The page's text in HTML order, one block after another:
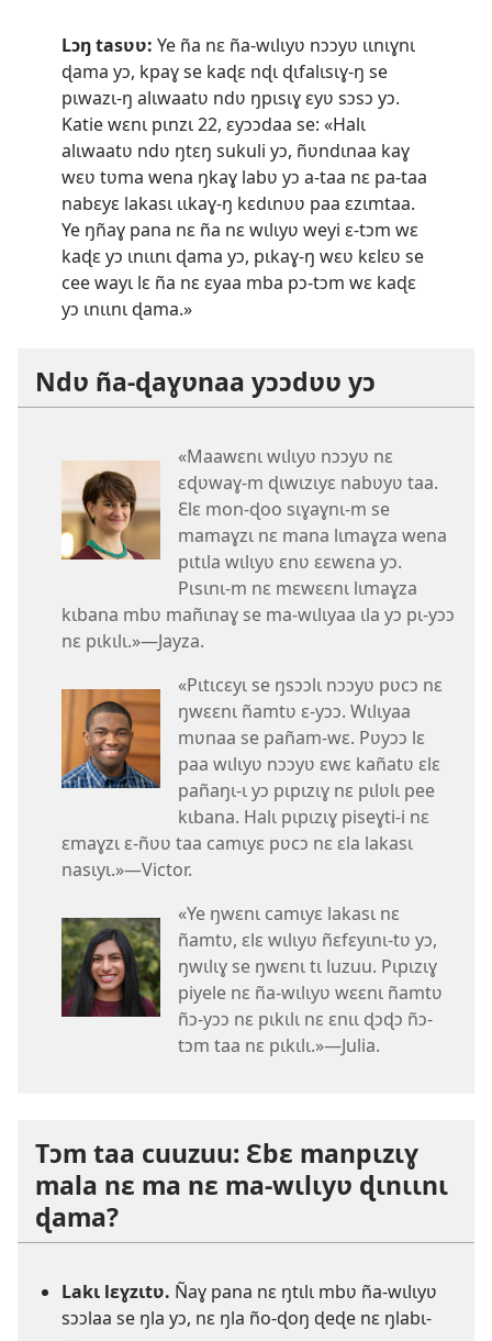
Lɔŋ tasʋʋ: Ye ña nɛ ña-wɩlɩyʋ nɔɔyʋ ɩɩnɩɣnɩ
ɖama yɔ, kpaɣ se kaɖɛ nɖɩ ɖɩfalɩsɩɣ-ŋ se
pɩwazɩ-ŋ alɩwaatʋ ndʋ ŋpɩsɩɣ ɛyʋ sɔsɔ yɔ.
Katie wɛnɩ pɩnzɩ 22, ɛyɔɔdaa se: «Halɩ
alɩwaatʋ ndʋ ŋtɛŋ sukuli yɔ, ñʋndɩnaa kaɣ
wɛʋ tʋma wena ŋkaɣ labʋ yɔ a-taa nɛ pa-taa
nabɛyɛ lakasɩ ɩɩkaɣ-ŋ kɛdɩnʋʋ paa ɛzɩmtaa.
Ye ŋñaɣ pana nɛ ña nɛ wɩlɩyʋ weyi ɛ-tɔm wɛ
kaɖɛ yɔ ɩnɩɩnɩ ɖama yɔ, pɩkaɣ-ŋ wɛʋ kɛlɛʋ se
cee wayɩ lɛ ña nɛ ɛyaa mba pɔ-tɔm wɛ kaɖɛ
yɔ ɩnɩɩnɩ ɖama.»
Ndʋ ña-ɖaɣʋnaa yɔɔdʋʋ yɔ
«Maawɛnɩ wɩlɩyʋ nɔɔyʋ nɛ
ɛɖʋwaɣ-m ɖɩwɩzɩyɛ nabʋyʋ taa.
Ɛlɛ mon-ɖoo sɩɣaɣnɩ-m se
mamaɣzɩ nɛ mana lɩmaɣza wena
pɩtɩla wɩlɩyʋ ɛnʋ ɛɛwɛna yɔ.
Pɩsɩnɩ-m nɛ mɛwɛɛnɩ lɩmaɣza
kɩbana mbʋ mañɩnaɣ se ma-wɩlɩyaa ɩla yɔ pɩ-yɔɔ
nɛ pɩkɩlɩ.»—Jayza.
«Pɩtɩcɛyɩ se ŋsɔɔlɩ nɔɔyʋ pʋcɔ nɛ
ŋwɛɛnɩ ñamtʋ ɛ-yɔɔ. Wɩlɩyaa
mʋnaa se pañam-wɛ. Pʋyɔɔ lɛ
paa wɩlɩyʋ nɔɔyʋ ɛwɛ kañatʋ ɛlɛ
pañaŋɩ-ɩ yɔ pɩpɩzɩɣ nɛ pɩlʋlɩ pee
kɩbana. Halɩ pɩpɩzɩɣ piseɣti-i nɛ
ɛmaɣzɩ ɛ-ñʋʋ taa camɩyɛ pʋcɔ nɛ ɛla lakasɩ
nasɩyɩ.»—Victor.
«Ye ŋwɛnɩ camɩyɛ lakasɩ nɛ
ñamtʋ, ɛlɛ wɩlɩyʋ ñɛfɛyɩnɩ-tʋ yɔ,
ŋwɩlɩɣ se ŋwɛnɩ tɩ luzuu. Pɩpɩzɩɣ
piyele nɛ ña-wɩlɩyʋ wɛɛnɩ ñamtʋ
ñɔ-yɔɔ nɛ pɩkɩlɩ nɛ ɛnɩɩ ɖɔɖɔ ñɔ-
tɔm taa nɛ pɩkɩlɩ.»—Julia.
Tɔm taa cuuzuu: Ɛbɛ manpɩzɩɣ
mala nɛ ma nɛ ma-wɩlɩyʋ ɖɩnɩɩnɩ
ɖama?
Lakɩ lɛɣzɩtʋ. Ñaɣ pana nɛ ŋtɩlɩ mbʋ ña-wɩlɩyʋ
sɔɔlaa se ŋla yɔ, nɛ ŋla ño-ɖoŋ ɖeɖe nɛ ŋlabɩ-